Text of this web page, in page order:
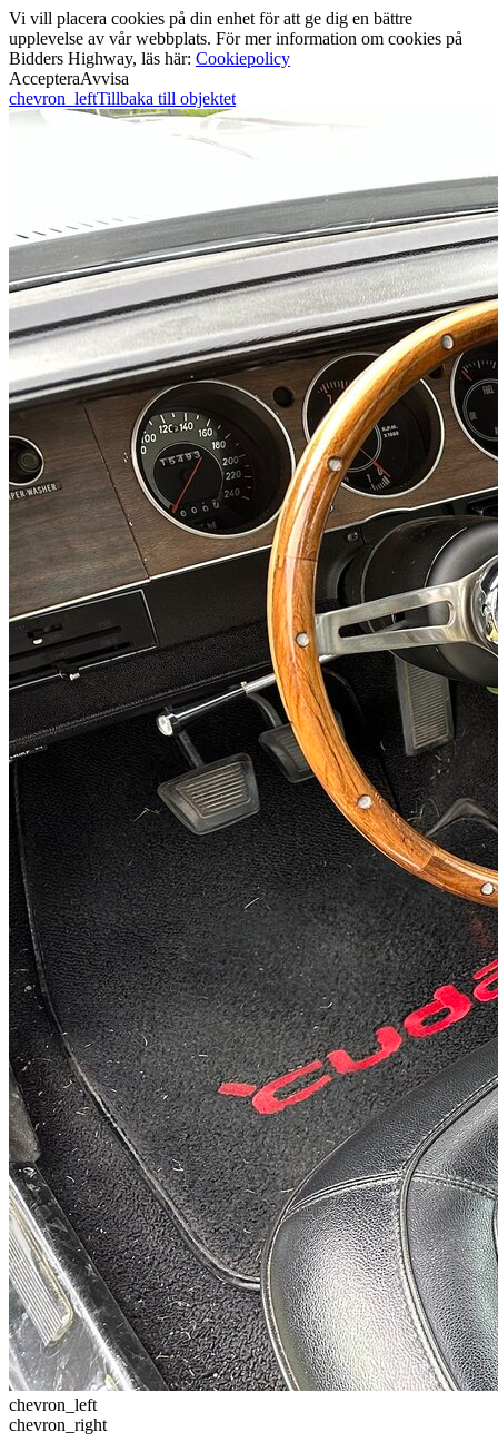
Vi vill placera cookies på din enhet för att ge dig en bättre
upplevelse av vår webbplats. För mer information om cookies på
Bidders Highway, läs här: Cookiepolicy
AccepteraAvvisa
chevron_leftTillbaka till objektet
chevron_left
chevron_right